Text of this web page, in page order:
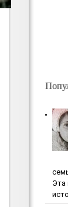
Эта